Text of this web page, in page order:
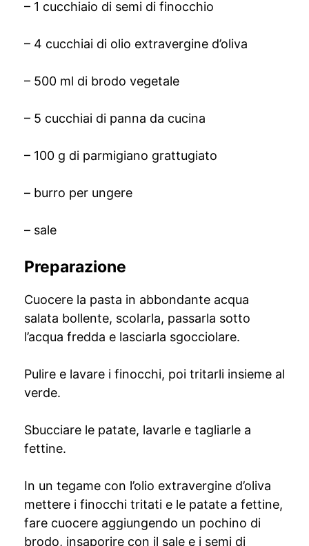
– 1 cucchiaio di semi di finocchio
– 4 cucchiai di olio extravergine d’oliva
– 500 ml di brodo vegetale
– 5 cucchiai di panna da cucina
– 100 g di parmigiano grattugiato
– burro per ungere
– sale
Preparazione
Cuocere la pasta in abbondante acqua
salata bollente, scolarla, passarla sotto
l’acqua fredda e lasciarla sgocciolare.
Pulire e lavare i finocchi, poi tritarli insieme al
verde.
Sbucciare le patate, lavarle e tagliarle a
fettine.
In un tegame con l’olio extravergine d’oliva
mettere i finocchi tritati e le patate a fettine,
fare cuocere aggiungendo un pochino di
brodo, insaporire con il sale e i semi di